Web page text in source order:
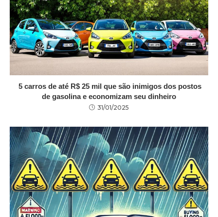
5 carros de até R$ 25 mil que são inimigos dos postos
de gasolina e economizam seu dinheiro
31/01/2025